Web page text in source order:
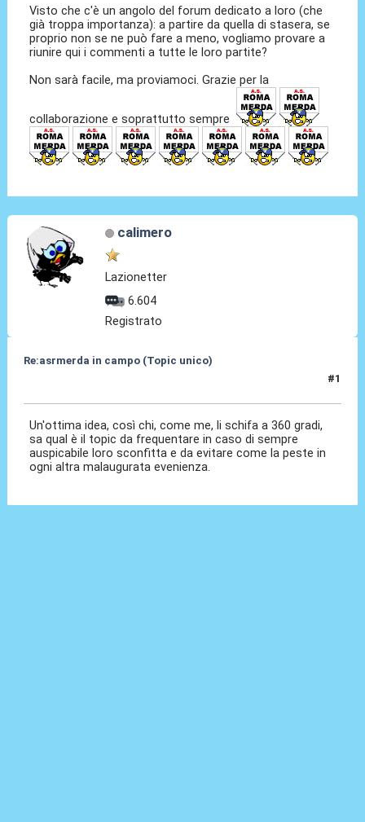
Visto che c'è un angolo del forum dedicato a loro (che
già troppa importanza): a partire da quella di stasera, se
proprio non se ne può fare a meno, vogliamo provare a
riunire qui i commenti a tutte le loro partite?
Non sarà facile, ma proviamoci. Grazie per la
collaborazione e soprattutto sempre
calimero
Lazionetter
6.604
Registrato
Re:asrmerda in campo (Topic unico)
#1
Un'ottima idea, così chi, come me, li schifa a 360 gradi,
sa qual è il topic da frequentare in caso di sempre
auspicabile loro sconfitta e da evitare come la peste in
ogni altra malaugurata evenienza.